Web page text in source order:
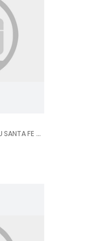
RADYATÖR YEDEK SU DEPOSU SANTA FE 06 SORENTO 09 25431-2B100 HMC